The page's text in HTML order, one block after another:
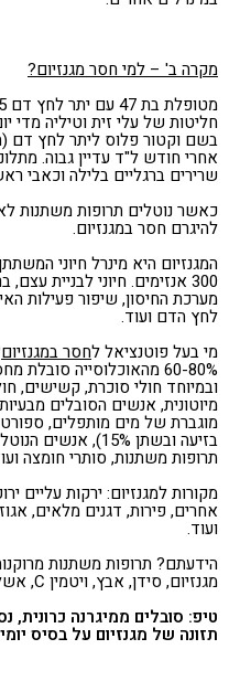
מקרה ב' – למי חסר מגנזיום?
חליטות של עלי זית וטיליה מדי
בשם וקטור פלוס ליתר לחץ דם
אחרי חודש ל"ד עדיין גבוה.
שרירים ברגליים בלילה וכאבי
כאשר נוטלים תרופות משתנות
להיגרם חסר במגנזיום.
המגנזיום היא מינרל חיוני
300 אנזימים. חיוני לבניית
מערכת החיסון, שיפור פעילות
לחץ הדם ועוד.
מי בעל פוטנציאל לחסר במגנזיום
60-80% מהאוכלוסייה סובלת
ובמיוחד חולי סוכרת, קשישים,
מיוטונית, אנשים הסובלים
מוגברת של מים מותפלים,
בזיעה ובשתן 15%),
תרופות משתנות, סותרי חומצה
מקורות למגנזיום: ירקות עליים
אחרים, פירות, דגנים מלאים,
ועוד.
הידעתם? תרופות משתנות
מגנזיום, סידן, אבץ, ויטמין C, אשלגן, ויטמין B.
טיפ: סובלים ממיגרנה כרונית,
תזונה של מגנזיום על בסיס